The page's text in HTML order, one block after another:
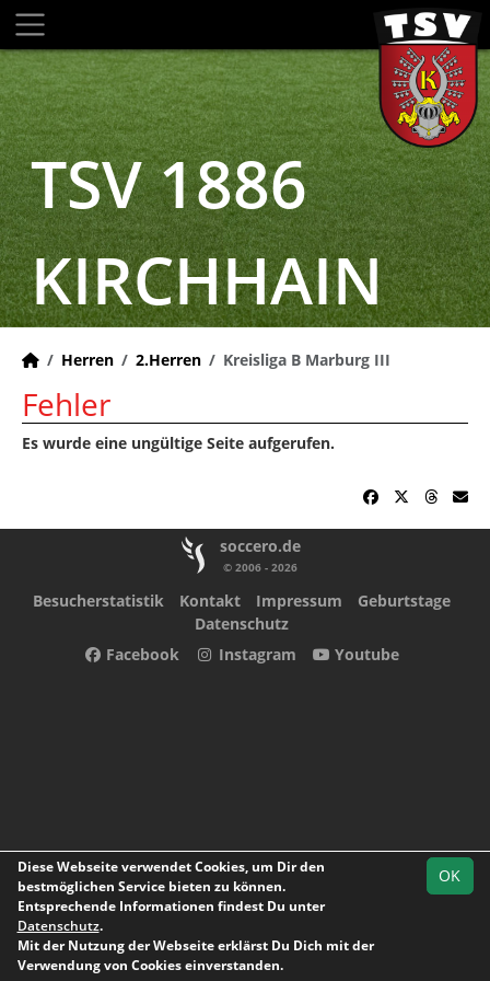
TSV 1886
KIRCHHAIN
Herren 2.Herren Kreisliga B Marburg III
Team
Kreisliga B
Marburg III
Spielplan
Fehler
Es wurde eine ungültige Seite aufgerufen.
soccero.de
© 2006 - 2026
Besucherstatistik Kontakt Impressum
Geburtstage
Datenschutz
Facebook
Instagram Youtube
OK
Diese Webseite verwendet Cookies, um Dir den
bestmöglichen Service bieten zu können.
Entsprechende Informationen findest Du unter
Datenschutz.
Mit der Nutzung der Webseite erklärst Du Dich mit der
Verwendung von Cookies einverstanden.